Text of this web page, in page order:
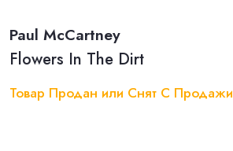
Paul McCartney
Flowers In The Dirt
Товар Продан или Снят С Продажи